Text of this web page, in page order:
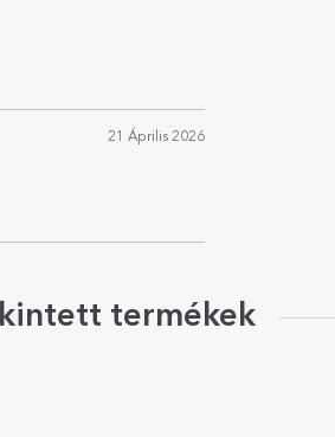
21 Április 2026
termékek